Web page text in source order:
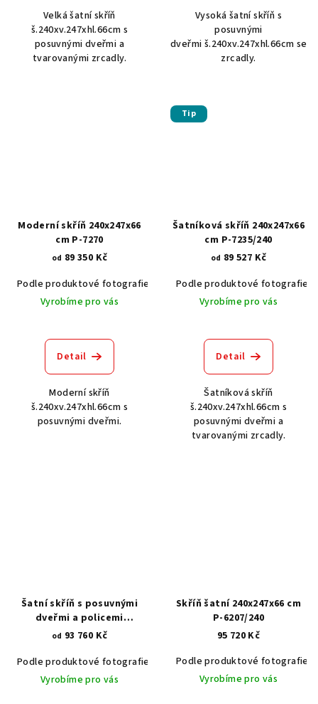
Velká šatní skříň
š.240xv.247xhl.66cm s
posuvnými dveřmi a
tvarovanými zrcadly.
Vysoká šatní skříň s
posuvnými
dveřmi š.240xv.247xhl.66cm se
zrcadly.
Moderní skříň 240x247x66
cm P-7270
od 89 350 Kč
Podle produktové fotografie
Akát vintage BT1551
Dub světlý
Vyrobíme pro vás
Detail
Moderní skříň
š.240xv.247xhl.66cm s
posuvnými dveřmi.
Tip
Šatníková skříň 240x247x66
cm P-7235/240
od 89 527 Kč
Podle produktové fotografie
Vyrobíme pro vás
Detail
Šatníková skříň
š.240xv.247xhl.66cm s
posuvnými dveřmi a
tvarovanými zrcadly.
Šatní skříň s posuvnými
dveřmi a policemi
240x247x66 cm P-7281
od 93 760 Kč
Podle produktové fotografie
Akát vintage BT1551
Dub světlý
Vyrobíme pro vás
Skříň šatní 240x247x66 cm
P-6207/240
95 720 Kč
Podle produktové fotografie
Vyrobíme pro vás